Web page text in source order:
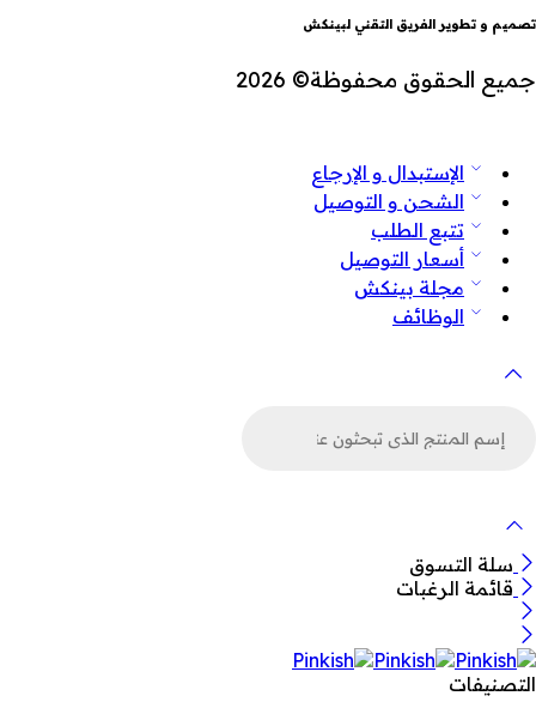
تصميم و تطوير الفريق التقني لبينكش
جميع الحقوق محفوظة© 2026
الإستبدال و الإرجاع
الشحن و التوصيل
تتبع الطلب
أسعار التوصيل
مجلة بينكش
الوظائف
سلة التسوق
قائمة الرغبات
التصنيفات